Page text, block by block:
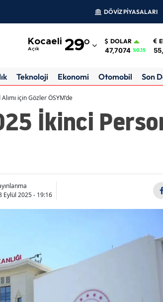
DÖVİZ PİYASALARI
Kocaeli
Açık 29°
Adıyaman
Amasya
Ankara
Artvin
Aydın
Bingöl
Bitlis
DOLAR
47,7074 %0.15
Teknoloji Ekonomi Otomobil Son
için Gözler ÖSYM’de
İkinci
Eylül 2025 - 19:16